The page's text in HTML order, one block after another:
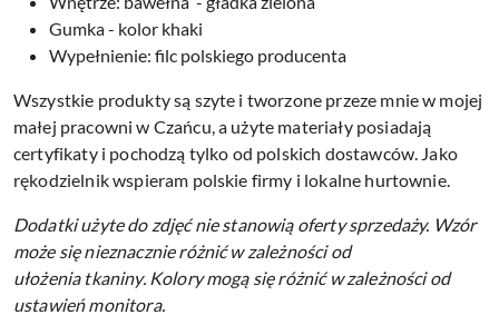
Gumka - kolor khaki
Wypełnienie: filc polskiego producenta
Wszystkie produkty są szyte i tworzone przeze mnie w mojej
małej pracowni w Czańcu, a użyte materiały posiadają
certyfikaty i pochodzą tylko od polskich dostawców. Jako
rękodzielnik wspieram polskie firmy i lokalne hurtownie.
Dodatki użyte do zdjęć nie stanowią oferty sprzedaży. Wzór
może się nieznacznie różnić w zależności od
ułożenia tkaniny. Kolory mogą się różnić w zależności od
ustawień monitora.